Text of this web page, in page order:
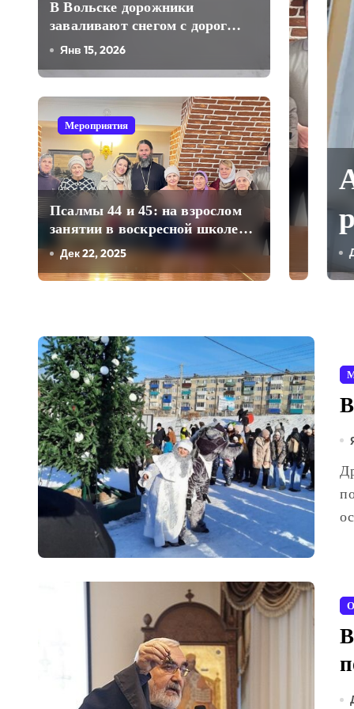
В Вольске дорожники
заваливают снегом с дорог
проходы к частным жилым
Янв 15, 2026
Мероприятия
Псалмы 44 и 45: на взрослом
занятии в воскресной школе
Свято-Троицкого собора
Дек 22, 2025
на взрослом
школе
собора
Дек 18,
Друзья, кажется, зима решила нас немного